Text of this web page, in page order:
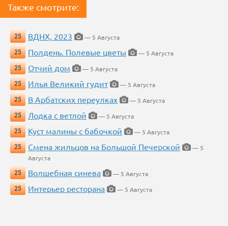
Также смотрите:
25 ВДНХ, 2023
— 5 Августа
25
Полдень. Полевые цветы
— 5 Августа
25
Отчий дом
— 5 Августа
25
Илья Великий гудит
— 5 Августа
25
В Арбатских переулках
— 5 Августа
25
Лодка с ветлой
— 5 Августа
25
Куст малины с бабочкой
— 5 Августа
25
Смена жильцов на Большой Печерской
— 5
Августа
25
Волшебная синева
— 5 Августа
25
Интерьер ресторана — 5 Августа